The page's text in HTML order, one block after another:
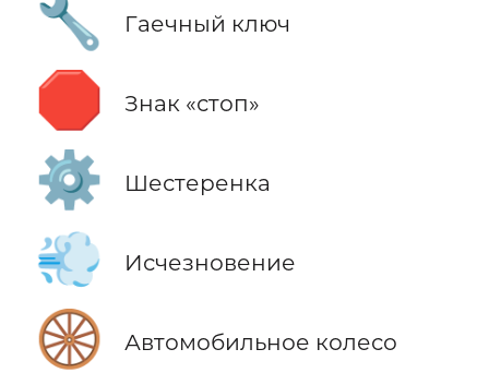
🔧 Гаечный ключ
🛑 Знак «стоп»
⚙️ Шестеренка
💨 Исчезновение
🛞 Автомобильное колесо